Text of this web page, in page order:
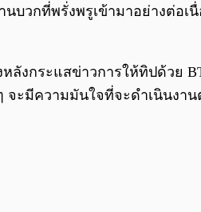
วกที่พรั่งพรูเข้ามาอย่างต่อเ
ลังกระแสข่าวการให้ทิปด้วย
จะมีความมันใจที่จะดำเนินงา